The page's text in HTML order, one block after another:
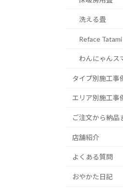
洗える畳
Reface
わんにゃんス
タイプ別施工事
エリア別施工事
ご注文から納品
店舗紹介
よくある質問
おやかた日記